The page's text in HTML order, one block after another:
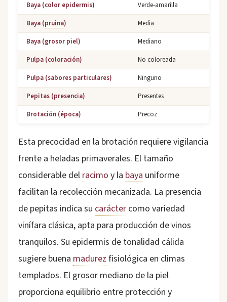
Baya (color epidermis)
Verde-amarilla
Baya (pruina)
Media
Baya (grosor piel)
Mediano
Pulpa (coloración)
No coloreada
Pulpa (sabores particulares)
Ninguno
Pepitas (presencia)
Presentes
Brotación (época)
Precoz
Esta precocidad en la brotación requiere vigilancia
frente a heladas primaverales. El tamaño
considerable del racimo y la baya uniforme
facilitan la recolección mecanizada. La presencia
de pepitas indica su carácter como variedad
vinífara clásica, apta para producción de vinos
tranquilos. Su epidermis de tonalidad cálida
sugiere buena madurez fisiológica en climas
templados. El grosor mediano de la piel
proporciona equilibrio entre protección y